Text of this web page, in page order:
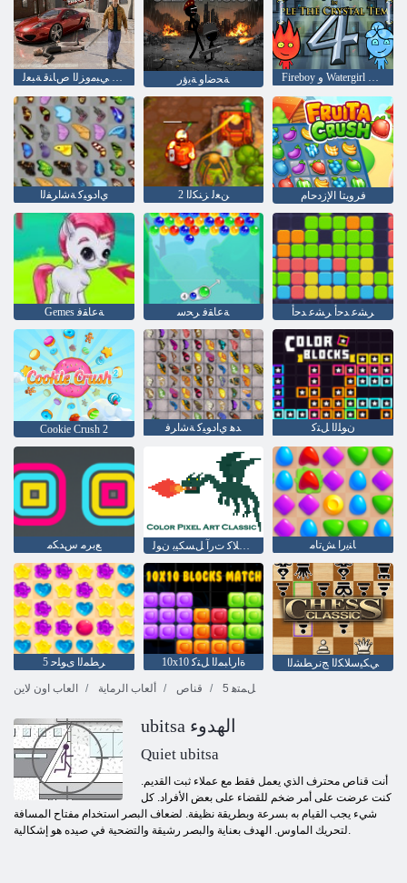
ﺭﺎﻨﻟﺍ ﻖﻠﻄﻣ ﻲﺒﻣﻭﺰﻟﺍ ﺹﺎﻨﻗ ﺔﺒﻌﻟ ﺔﺤﺿﺍﻭ ﺔﻳﺅﺭ Fireboy ﻭ Watergirl 4: Crystal Temple
ﻱﺍﺩﻮﻴﻛ ﺔﺷﺍﺮﻔﻟﺍ 2 ﻦﻌﻟ ﺰﻨﻜﻟﺍ فرويتا الإزدحام
Gemes ﺔﻋﺎﻘﻓ ﺔﻋﺎﻘﻓ ﺮﺤﺳ ﺮﺸﻋ ﺪﺣﺃ ﺮﺸﻋ ﺪﺣﺃ
Cookie Crush 2 ﺪﻫ ﻱﺍﺩﻮﻴﻛ ﺔﺷﺍﺮﻓ ﻥﻮﻠﻟﺍ ﻞﺘﻛ
ﻊﺑﺮﻣ ﺱﺪﻜﻣ ﻚﻴﺳﻼ ﻛ ﺕﺭﺁ ﻞﺴﻜﻴﺑ ﻥﻮﻟ ﺎﻨﻳﺭﺍ ﺶﺗﺎﻣ
5 ﺮﻄﻤﻟﺍ ﻯﻮﻠﺣ 10x10 ﺓﺍﺭﺎﺒﻤﻟﺍ ﻞﺘﻛ
ﻲﻜﻴﺳﻼ ﻜﻟﺍ ﺞﻧﺮﻄﺸﻟﺍ
العاب اون لاين
ألعاب الرماية قناص 5 ﻞﻤﺘﻫ
ubitsa الهدوء
Quiet ubitsa
أنت قناص محترف الذي يعمل فقط مع عملاء ثبت القديم.
كنت عرضت على أمر ضخم للقضاء على بعض الأفراد. كل
شيء يجب القيام به بسرعة وبطريقة نظيفة. لضعاف البصر استخدام مفتاح المسافة
لتحريك الماوس. الهدف بعناية والبصر رشيقة والتضحية في صيده هو إشكالية.